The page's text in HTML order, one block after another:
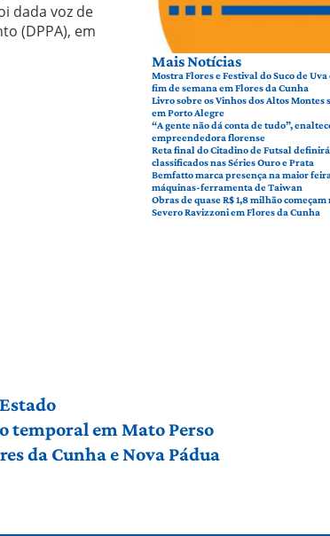
dada voz de
(DPPA), em
Mais Notícias
Mostra Flores e Festival do Suco de
fim de semana em Flores da Cunha
Livro sobre os Vinhos dos Altos Montes
em Porto Alegre
“A gente não dá conta de tudo”,
empreendedora florense
Reta final do Citadino de Futsal
classificados nas Séries Ouro e Prata
Bemfatto marca presença na maior
máquinas-ferramenta de Taiwan
Obras de quase R$ 1,8 milhão começam
Severo Ravizzoni em Flores da Cunha
temporal em Mato Perso
da Cunha e Nova Pádua